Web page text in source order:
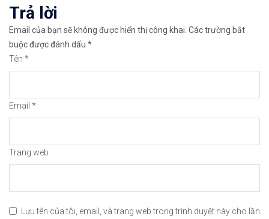
Mở
Trả lời
Email của bạn sẽ không được hiển thị công khai. Các trường bắt
buộc được đánh dấu *
Tên *
Email *
Trang web
Lưu tên của tôi, email, và trang web trong trình duyệt này cho lần